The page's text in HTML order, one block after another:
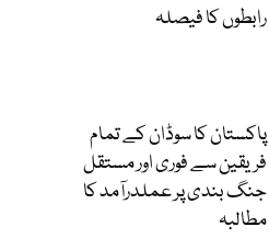
رابطوں کا فیصلہ
پاکستان کا سوڈان کے تمام
فریقین سے فوری اور مستقل
جنگ بندی پر عملدرآمد کا
مطالبہ